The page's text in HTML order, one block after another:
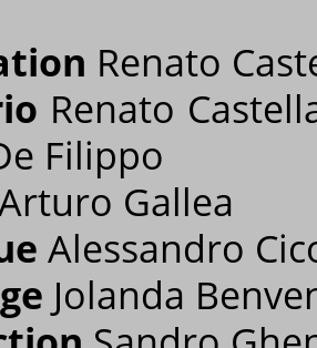
Renato
Renato
Filippo
Gallea
Alessandro
Jolanda